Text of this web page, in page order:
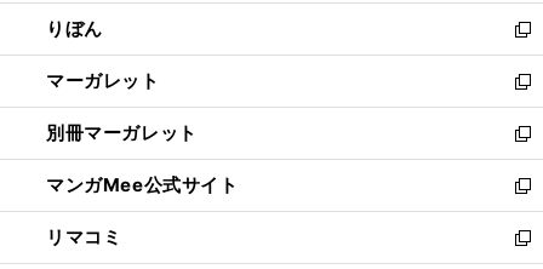
く
で
開
く
ン
ド
ウ
で
開
く
ウ
ィ
ン
ド
ウ
で
開
く
りぼん
新
し
い
ウ
ィ
ン
ド
ウ
で
開
マーガレット
新
し
い
ウ
ィ
ン
ド
ウ
別冊マーガレット
新
し
い
ウ
ィ
マンガMee公式サイト
新
し
い
リマコミ
新